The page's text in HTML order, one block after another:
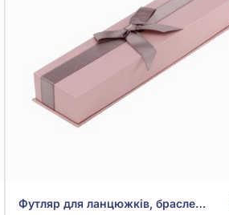
Футляр для ланцюжків, браслетів і годинників, арт. TCP-01 Ribb Rose